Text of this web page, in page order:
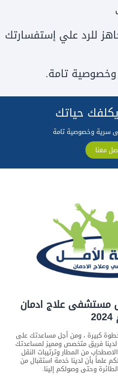
للرد علي إستفسارتك
تامة.
حياتك
سرية وخصوصية تامة
معنا
مستشفى علاج ادمان
كبيرة ، ومن أجل مساعدتك على
فريق متخصص ومميز لمساعدتك
من المطار وترتيبات النقل
علماً بأن لدينا خدمة استقبال من
وحتى وصولكم إلينا.